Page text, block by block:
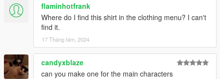
flaminhotfrank
Where do I find this shirt in the clothing menu? I can't
find it.
17 Tháng tám, 2024
candyxblaze
can you make one for the main characters